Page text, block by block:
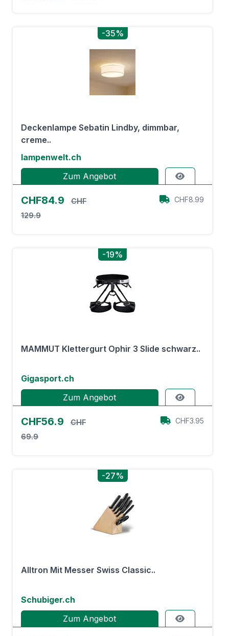
-35%
Deckenlampe Sebatin Lindby, dimmbar,
creme..
lampenwelt.ch
Zum Angebot
CHF84.9
CHF
129.9
CHF8.99
-19%
MAMMUT Klettergurt Ophir 3 Slide schwarz..
Gigasport.ch
Zum Angebot
CHF56.9
CHF
69.9
CHF3.95
-27%
Alltron Mit Messer Swiss Classic..
Schubiger.ch
Zum Angebot